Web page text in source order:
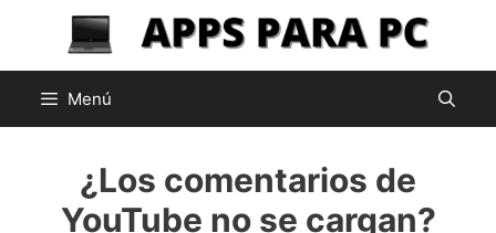
contenido
Menú
¿Los comentarios de
YouTube no se cargan?